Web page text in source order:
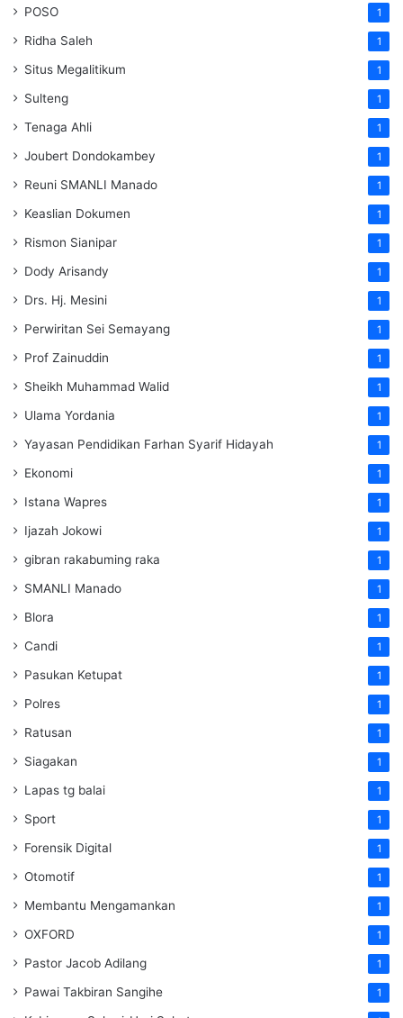
POSO 1
Ridha Saleh 1
Situs Megalitikum 1
Sulteng 1
Tenaga Ahli 1
Joubert Dondokambey 1
Reuni SMANLI Manado 1
Keaslian Dokumen 1
Rismon Sianipar 1
Dody Arisandy 1
Drs. Hj. Mesini 1
Perwiritan Sei Semayang 1
Prof Zainuddin 1
Sheikh Muhammad Walid 1
Ulama Yordania 1
Yayasan Pendidikan Farhan Syarif Hidayah 1
Ekonomi 1
Istana Wapres 1
Ijazah Jokowi 1
gibran rakabuming raka 1
SMANLI Manado 1
Blora 1
Candi 1
Pasukan Ketupat 1
Polres 1
Ratusan 1
Siagakan 1
Lapas tg balai 1
Sport 1
Forensik Digital 1
Otomotif 1
Membantu Mengamankan 1
OXFORD 1
Pastor Jacob Adilang 1
Pawai Takbiran Sangihe 1